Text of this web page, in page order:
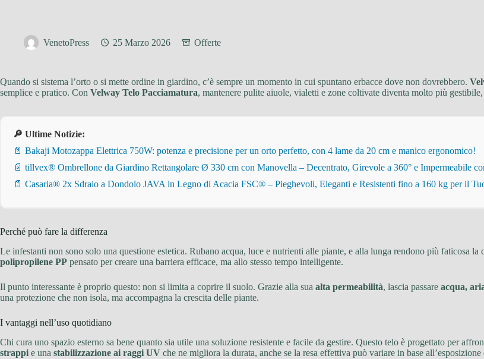
VenetoPress 25 Marzo 2026 Offerte
Quando si sistema l’orto o si mette ordine in giardino, c’è sempre un momento in cui spuntano erbacce dove non dovrebbero.
semplice e pratico. Con Velway Telo Pacciamatura, mantenere pulite aiuole, vialetti e zone coltivate diventa molto più
🔎 Ultime Notizie:
📄 Bakaji Motozappa Elettrica 750W: potenza e precisione per un orto perfetto, con 4 lame da 20 cm e manico ergonomico!
📄 tillvex® Ombrellone da Giardino Rettangolare Ø 330 cm con Manovella – Decentrato, Girevole a 360° e Impermeabile
📄 Casaria® 2x Sdraio a Dondolo JAVA in Legno di Acacia FSC® – Pieghevoli, Eleganti e Resistenti fino a 160 kg per il
Perché può fare la differenza
Le infestanti non sono solo una questione estetica. Rubano acqua, luce e nutrienti alle piante, e alla lunga rendono più faticosa
polipropilene PP pensato per creare una barriera efficace, ma allo stesso tempo intelligente.
Il punto interessante è proprio questo: non si limita a coprire il suolo. Grazie alla sua alta permeabilità, lascia passare acqua,
una protezione che non isola, ma accompagna la crescita delle piante.
I vantaggi nell’uso quotidiano
Chi cura uno spazio esterno sa bene quanto sia utile una soluzione resistente e facile da gestire. Questo telo è progettato per
strappi e una stabilizzazione ai raggi UV che ne migliora la durata, anche se la resa effettiva può variare in base